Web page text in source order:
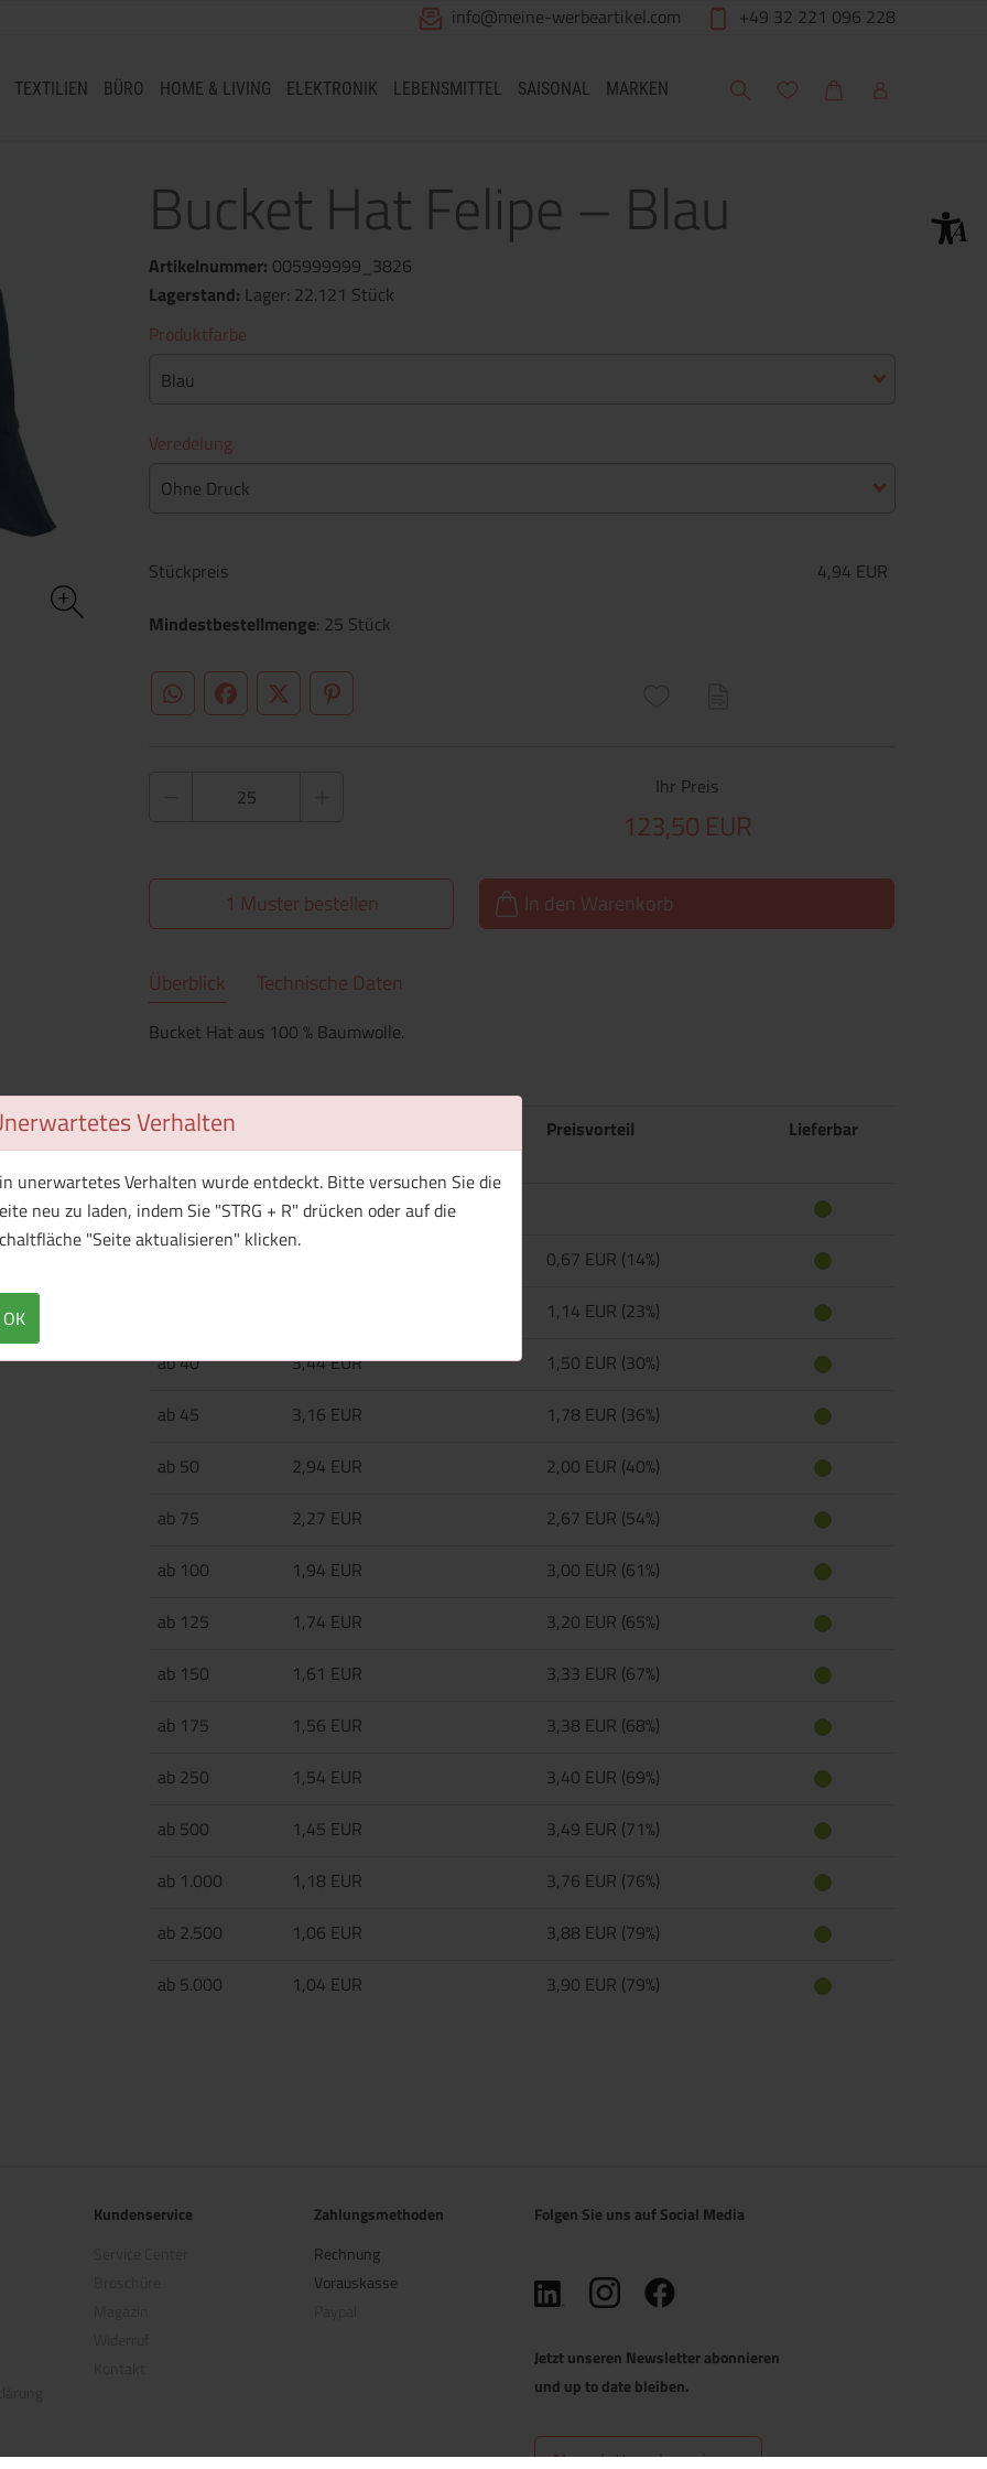
Verhalten
unerwartetes Verhalten wurde entdeckt. Bitte versuchen Sie die
neu zu laden, indem Sie "STRG + R" drücken oder auf die
"Seite aktualisieren" klicken.
OK
info@meine-werbeartikel.com +49 32 221 096 228
TEXTILIEN BÜRO HOME & LIVING ELEKTRONIK LEBENSMITTEL SAISONAL MARKEN Suche Meine Wunschliste
WarenkorbMein Account
Bucket Hat Felipe – Blau
Artikelnummer: 005999999_3826
Lagerstand: Lager: 22.121 Stück
Produktfarbe
Blau
Veredelung
Ohne Druck
Stückpreis
4,94 EUR
Mindestbestellmenge: 25 Stück
WhatsApp (#[creator\plugin\share\core\structs\SocialSharingServiceSettings]:only_chrome#)
FacebookTwitter (#[creator\plugin\share\core\structs\SocialSharingServiceSettings]:formaly_twitter#)
Pinterest
Ihr Preis
123,50 EUR
1 Muster bestellen In den Warenkorb
Überblick Technische Daten
Bucket Hat aus 100 % Baumwolle.
Menge
Netto
Brutto
Preisvorteil Lieferbar
ab 25
4,94 EUR
0,67 EUR (14%)
1,14 EUR (23%)
ab 40
3,44 EUR
1,50 EUR (30%)
ab 45
3,16 EUR
1,78 EUR (36%)
ab 50
2,94 EUR
2,00 EUR (40%)
ab 75
2,27 EUR
2,67 EUR (54%)
ab 100
1,94 EUR
3,00 EUR (61%)
ab 125
1,74 EUR
3,20 EUR (65%)
ab 150
1,61 EUR
3,33 EUR (67%)
ab 175
1,56 EUR
3,38 EUR (68%)
ab 250
1,54 EUR
3,40 EUR (69%)
ab 500
1,45 EUR
3,49 EUR (71%)
ab 1.000
1,18 EUR
3,76 EUR (76%)
ab 2.500
1,06 EUR
3,88 EUR (79%)
ab 5.000
1,04 EUR 3,90 EUR (79%)
Kundenservice
Zahlungsmethoden
Rechnung
Vorauskasse
Folgen Sie uns auf Social Media
(öffnet in neuem Tab)
(öffnet in neuem Tab)
(öffnet in neuem Tab)
Jetzt unseren Newsletter abonnieren
und up to date bleiben.
Newsletter abonnieren